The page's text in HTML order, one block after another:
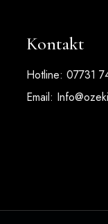
Kontakt
Hotline: 07731
Email: